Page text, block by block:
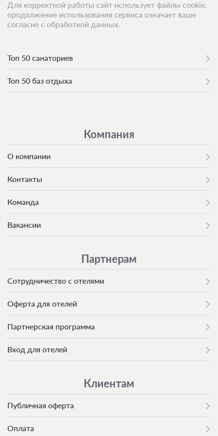
Санаторно-курортное лечение
5 800
ЗА ДЕНЬ ДЛЯ 1 ГОСТЯ
Топ 50 санаториев
Топ 50 баз отдыха
Компания
О компании
Контакты
Команда
Вакансии
Партнерам
Сотрудничество с отелями
Оферта для отелей
Партнерская программа
Вход для отелей
Клиентам
Публичная оферта
Оплата
Для корректной работы сайт использует файлы cookie,
продолжение использования сервиса означает ваше
согласие с обработкой данных.